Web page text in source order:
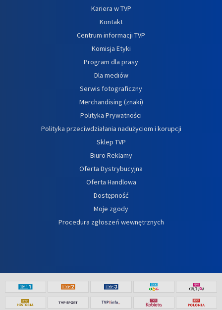
Kariera w TVP
Kontakt
Centrum informacji TVP
Komisja Etyki
Program dla prasy
Dla mediów
Serwis fotograficzny
Merchandising (znaki)
Polityka Prywatności
Polityka przeciwdziałania nadużyciom i korupcji
Sklep TVP
Biuro Reklamy
Oferta Dystrybucyjna
Oferta Handlowa
Dostępność
Moje zgody
Procedura zgłoszeń wewnętrznych